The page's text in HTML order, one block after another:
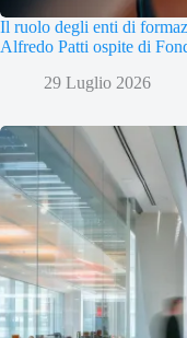
Il ruolo degli enti di
Alfredo Patti ospite di
29 Luglio 2026